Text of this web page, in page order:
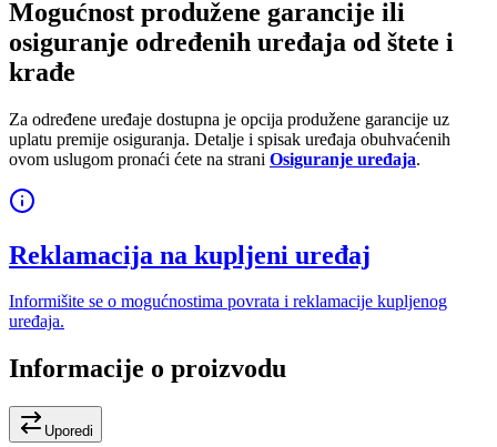
Mogućnost produžene garancije ili
osiguranje određenih uređaja od štete i
krađe
Za određene uređaje dostupna je opcija produžene garancije uz
uplatu premije osiguranja. Detalje i spisak uređaja obuhvaćenih
ovom uslugom pronaći ćete na strani Osiguranje uređaja.
Reklamacija na kupljeni uređaj
Informišite se o mogućnostima povrata i reklamacije kupljenog
uređaja.
Informacije o proizvodu
Uporedi